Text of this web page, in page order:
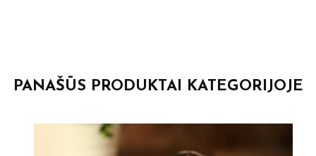
NAVIGATION
PANAŠŪS PRODUKTAI KATEGORIJOJE